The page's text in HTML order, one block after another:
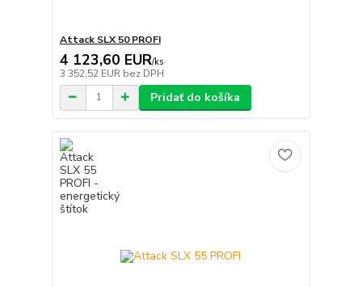
Attack SLX 50 PROFI
4 123,60 EUR/ks
3 352,52 EUR bez DPH
Pridať do košíka